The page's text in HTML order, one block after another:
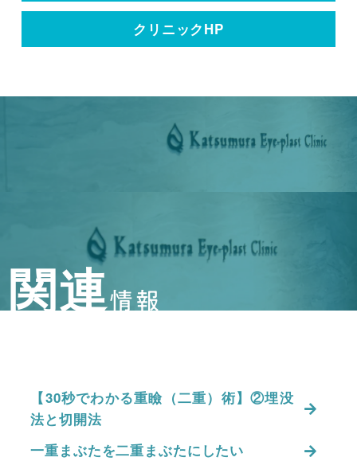
クリニックHP
関連情報
【30秒でわかる重瞼（二重）術】②埋没
法と切開法
一重まぶたを二重まぶたにしたい